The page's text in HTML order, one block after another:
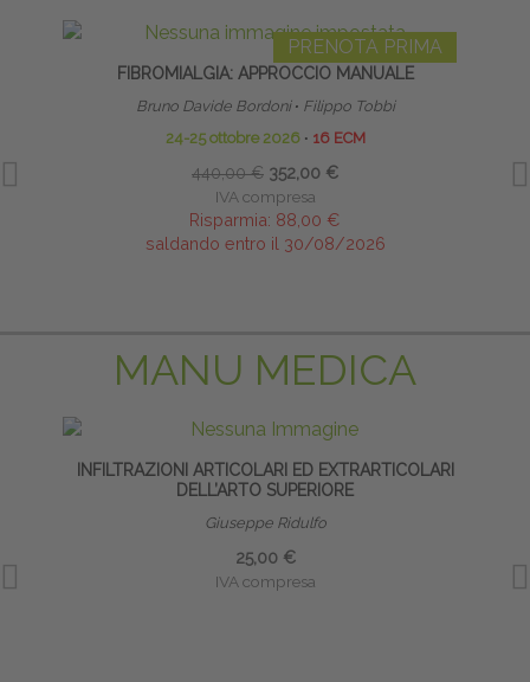
PRENOTA PRIMA
FIBROMIALGIA: APPROCCIO MANUALE
Bruno Davide Bordoni∙ Filippo Tobbi
24-25 ottobre 2026 ∙ 16 ECM
440,00 € 352,00 €
IVA compresa
Risparmia: 88,00 €
saldando entro il 30/08/2026
MANU MEDICA
INFILTRAZIONI ARTICOLARI ED EXTRARTICOLARI
DELL’ARTO SUPERIORE
Giuseppe Ridulfo
25,00 €
IVA compresa